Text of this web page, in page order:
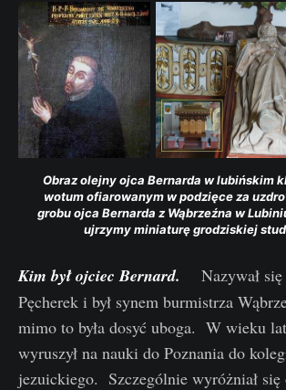
Obraz olejny ojca Bernarda w lubińskim
wotum ofiarowanym w podzięce za
grobu ojca Bernarda z Wąbrzeźna w
ujrzymy miniaturę grodziskiej
Kim był ojciec Bernard. Nazywał się
Pęcherek i był synem burmistrza
mimo to była dosyć uboga. W wieku
wyruszył na nauki do Poznania do
jezuickiego. Szczególnie wyróżniał się